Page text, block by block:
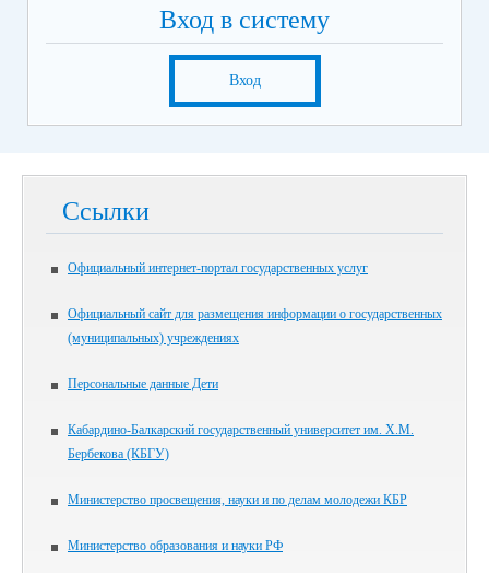
Вход в систему
Вход
Ссылки
Официальный интернет-портал государственных услуг
Официальный сайт для размещения информации о государственных
(муниципальных) учреждениях
Персональные данные Дети
Кабардино-Балкарский государственный университет им. Х.М.
Бербекова (КБГУ)
Министерство просвещения, науки и по делам молодежи КБР
Министерство образования и науки РФ